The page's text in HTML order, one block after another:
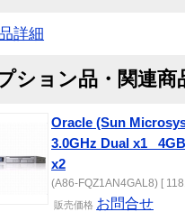
詳細
ション品・関連商
Oracle (Sun
3.0GHz Dual x1_
x2
(A86-FQZ1AN4GAL8) [
販売価格 お問合せ